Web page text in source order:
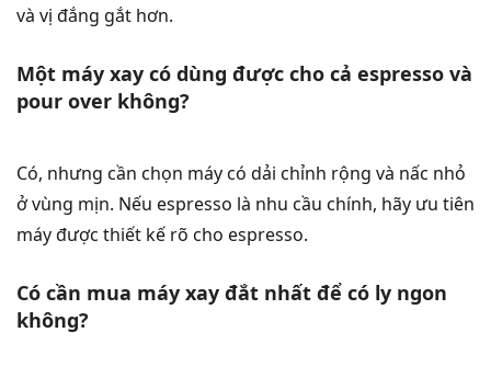
và vị đắng gắt hơn.
Một máy xay có dùng được cho cả espresso và
pour over không?
Có, nhưng cần chọn máy có dải chỉnh rộng và nấc nhỏ
ở vùng mịn. Nếu espresso là nhu cầu chính, hãy ưu tiên
máy được thiết kế rõ cho espresso.
Có cần mua máy xay đắt nhất để có ly ngon
không?